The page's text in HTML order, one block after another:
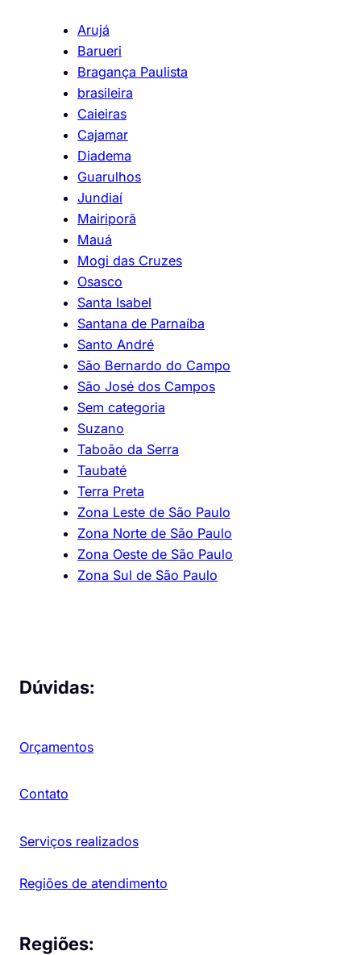
Arujá
Barueri
Bragança Paulista
brasileira
Caieiras
Cajamar
Diadema
Guarulhos
Jundiaí
Mairiporã
Mauá
Mogi das Cruzes
Osasco
Santa Isabel
Santana de Parnaíba
Santo André
São Bernardo do Campo
São José dos Campos
Sem categoria
Suzano
Taboão da Serra
Taubaté
Terra Preta
Zona Leste de São Paulo
Zona Norte de São Paulo
Zona Oeste de São Paulo
Zona Sul de São Paulo
Dúvidas:
Orçamentos
Contato
Serviços realizados
Regiões de atendimento
Regiões: